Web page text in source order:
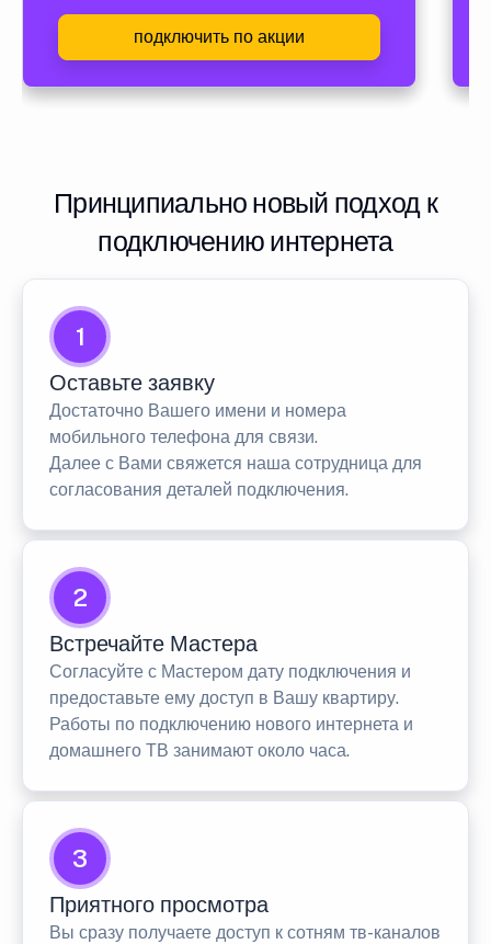
подключить по акции
Принципиально новый подход к
подключению интернета
1
Оставьте заявку
Достаточно Вашего имени и номера
мобильного телефона для связи.
Далее с Вами свяжется наша сотрудница для
согласования деталей подключения.
2
Встречайте Мастера
Согласуйте с Мастером дату подключения и
предоставьте ему доступ в Вашу квартиру.
Работы по подключению нового интернета и
домашнего ТВ занимают около часа.
3
Приятного просмотра
Вы сразу получаете доступ к сотням тв-каналов